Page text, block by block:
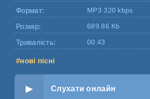
Формат: MP3 320 kbps
Розмір: 689.86 Kb
Тривалість: 00:43
#нові пісні
Слухати онлайн